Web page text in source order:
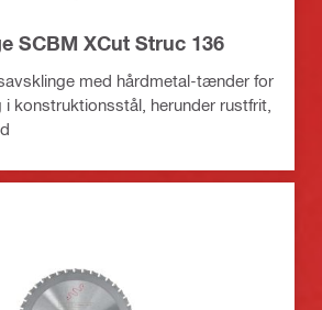
SCBM XCut Struc 136
med hårdmetal-tænder for
konstruktionsstål, herunder rustfrit,